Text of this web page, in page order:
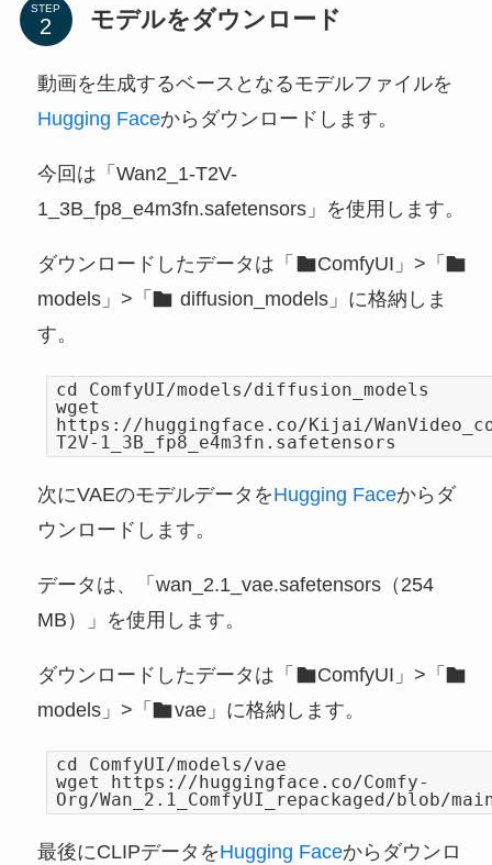
STEP モデルをダウンロード
動画を生成するベースとなるモデルファイルを
Hugging Faceからダウンロードします。
今回は「Wan2_1-T2V-
1_3B_fp8_e4m3fn.safetensors」を使用します。
ダウンロードしたデータは「
ComfyUI」>「
models」>「
diffusion_models」に格納しま
す。
cd ComfyUI/models/diffusion_models
wget
https://huggingface.co/Kijai/
T2V-1_3B_fp8_e4m3fn.safetensors
次にVAEのモデルデータをHugging Faceからダ
ウンロードします。
データは、「wan_2.1_vae.safetensors（254
MB）」を使用します。
ダウンロードしたデータは「
ComfyUI」>「
models」>「
vae」に格納します。
cd ComfyUI/models/vae
wget https://huggingface.co/Comfy-
Org/Wan_2.1_ComfyUI_repackaged/
最後にCLIPデータをHugging Faceからダウンロ